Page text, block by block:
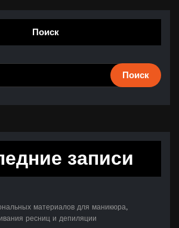
Поиск
Поиск
записи
материалов для маникюра,
ресниц и депиляции